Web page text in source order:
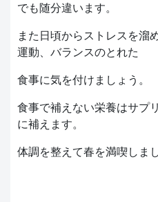
でも随分違います。
また日頃からストレスを溜
運動、バランスのとれた
食事に気を付けましょう。
食事で補えない栄養はサプ
に補えます。
体調を整えて春を満喫しま